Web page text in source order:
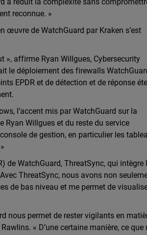
reconnue. »
œuvre de WatchGuard par Kraken s’est
», affirme Ryan Willgues, Cybersecurity
le déploiement des firewalls
EPDR et de détection et de réponse
l’accent mis par WatchGuard sur la
Ryan Willgues et du reste du service
de gestion, en particulier les
de WatchGuard, ThreatSync, qui intègre
ThreatSync, nous avons non
de bas niveau et me permet de
nous permet de rester vigilants en
« D’une certaine manière, ce que